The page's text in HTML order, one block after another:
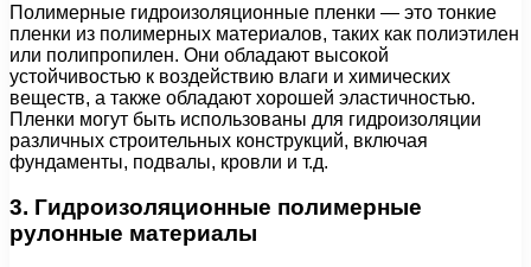
Полимерные гидроизоляционные пленки — это тонкие
пленки из полимерных материалов, таких как полиэтилен
или полипропилен. Они обладают высокой
устойчивостью к воздействию влаги и химических
веществ, а также обладают хорошей эластичностью.
Пленки могут быть использованы для гидроизоляции
различных строительных конструкций, включая
фундаменты, подвалы, кровли и т.д.
3. Гидроизоляционные полимерные
рулонные материалы